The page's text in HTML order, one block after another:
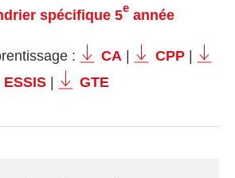
spécifique 5eannée
: CA| CPP|
ESSIS
GTE